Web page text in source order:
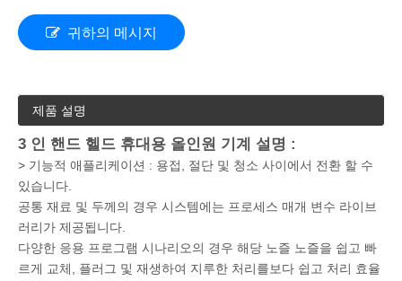
귀하의 메시지
제품 설명
3 인 핸드 헬드 휴대용 올인원 기계 설명 :
> 기능적 애플리케이션 : 용접, 절단 및 청소 사이에서 전환 할 수
있습니다.
공통 재료 및 두께의 경우 시스템에는 프로세스 매개 변수 라이브
러리가 제공됩니다.
다양한 응용 프로그램 시나리오의 경우 해당 노즐 노즐을 쉽고 빠
르게 교체, 플러그 및 재생하여 지루한 처리를보다 쉽고 처리 효율